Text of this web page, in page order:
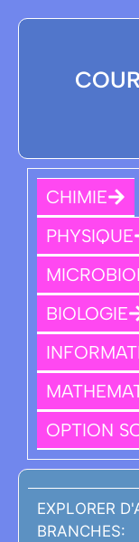
CHIMIE
PHYSIQUE
BIOLOGIE
OPTION
EXPLORER
BRANCHES: